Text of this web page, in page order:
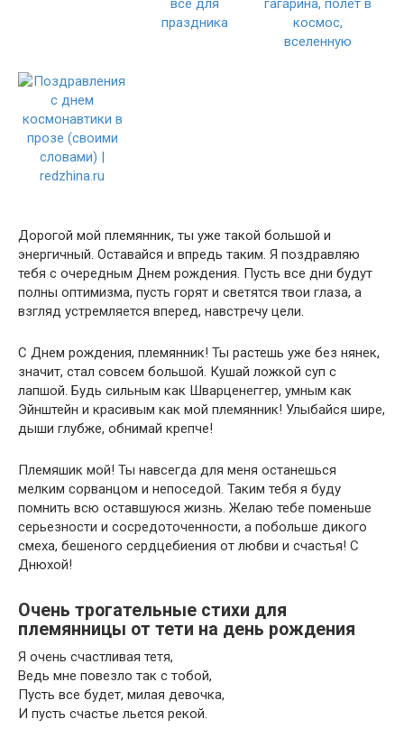
Дорогой мой племянник, ты уже такой большой и
энергичный. Оставайся и впредь таким. Я поздравляю
тебя с очередным Днем рождения. Пусть все дни будут
полны оптимизма, пусть горят и светятся твои глаза, а
взгляд устремляется вперед, навстречу цели.
С Днем рождения, племянник! Ты растешь уже без нянек,
значит, стал совсем большой. Кушай ложкой суп с
лапшой. Будь сильным как Шварценеггер, умным как
Эйнштейн и красивым как мой племянник! Улыбайся шире,
дыши глубже, обнимай крепче!
Племяшик мой! Ты навсегда для меня останешься
мелким сорванцом и непоседой. Таким тебя я буду
помнить всю оставшуюся жизнь. Желаю тебе поменьше
серьезности и сосредоточенности, а побольше дикого
смеха, бешеного сердцебиения от любви и счастья! С
Днюхой!
Очень трогательные стихи для
племянницы от тети на день рождения
Я очень счастливая тетя,
Ведь мне повезло так с тобой,
Пусть все будет, милая девочка,
И пусть счастье льется рекой.